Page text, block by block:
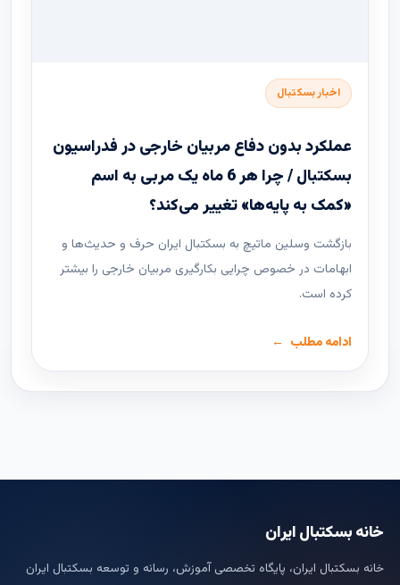
اخبار بسکتبال
عملکرد بدون دفاع مربیان خارجی در فدراسیون
بسکتبال / چرا هر 6 ماه یک مربی به اسم
«کمک به پایه‌ها» تغییر می‌کند؟
بازگشت وسلین ماتیچ به بسکتبال ایران حرف و حدیث‌ها و
ابهامات در خصوص چرایی بکارگیری مربیان خارجی را بیشتر
کرده است.
ادامه مطلب
خانه بسکتبال ایران
خانه بسکتبال ایران، پایگاه تخصصی آموزش، رسانه و توسعه بسکتبال ایران